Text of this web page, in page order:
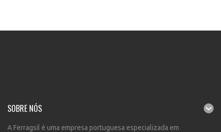
SOBRE NÓS
A Ferragsil é uma empresa portuguesa especializada em